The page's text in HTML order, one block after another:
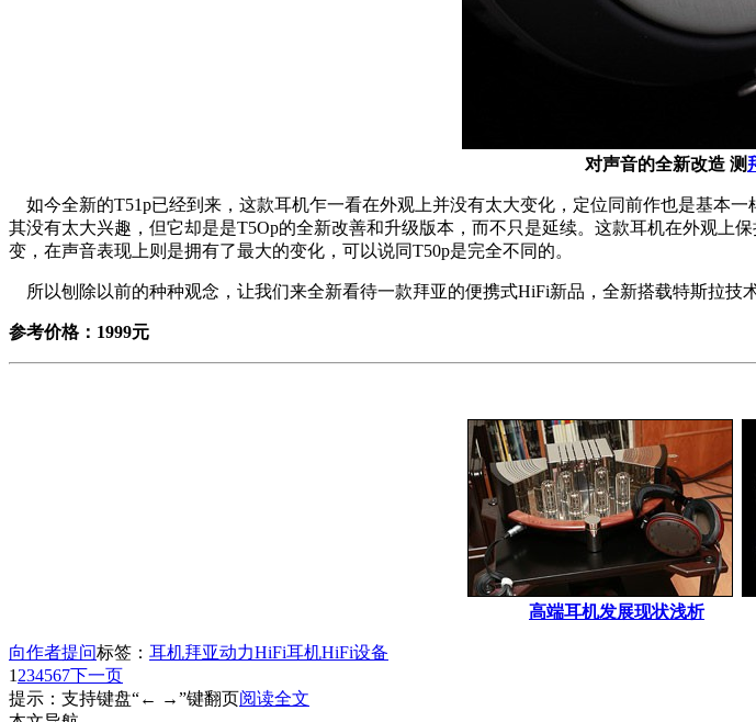
对声音的全新改造 测
如今全新的T51p已经到来，这款耳机乍一看在外观上并没有太大变化，定位同前作也是基本
其没有太大兴趣，但它却是是T5Op的全新改善和升级版本，而不只是延续。这款耳机在外观
变，在声音表现上则是拥有了最大的变化，可以说同T50p是完全不同的。
所以刨除以前的种种观念，让我们来全新看待一款拜亚的便携式HiFi新品，全新搭载特斯拉技
参考价格：1999元
高端耳机发展现状浅析
向作者提问标签： 耳机拜亚动力HiFi耳机HiFi设备
1 234567下一页
提示：支持键盘“← →”键翻页阅读全文